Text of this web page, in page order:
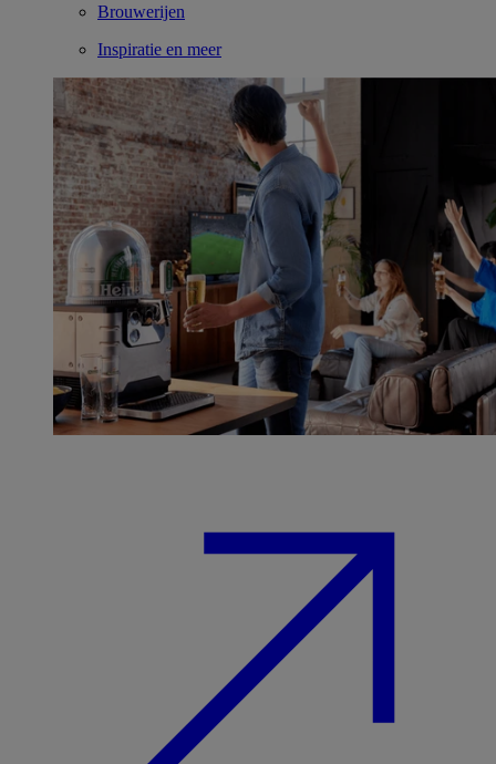
Brouwerijen
Inspiratie en meer